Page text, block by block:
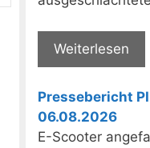
Weiterlesen
Pressebericht
06.08.2026
E-Scooter